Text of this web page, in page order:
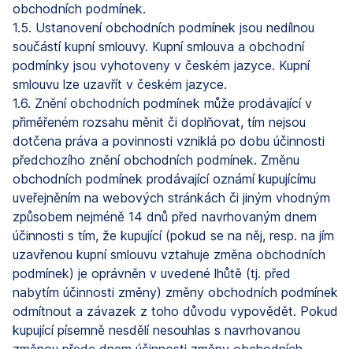
obchodních podmínek.
1.5. Ustanovení obchodních podmínek jsou nedílnou
součástí kupní smlouvy. Kupní smlouva a obchodní
podmínky jsou vyhotoveny v českém jazyce. Kupní
smlouvu lze uzavřít v českém jazyce.
1.6. Znění obchodních podmínek může prodávající v
přiměřeném rozsahu měnit či doplňovat, tím nejsou
dotčena práva a povinnosti vzniklá po dobu účinnosti
předchozího znění obchodních podmínek. Změnu
obchodních podmínek prodávající oznámí kupujícímu
uveřejněním na webových stránkách či jiným vhodným
způsobem nejméně 14 dnů před navrhovaným dnem
účinnosti s tím, že kupující (pokud se na něj, resp. na jím
uzavřenou kupní smlouvu vztahuje změna obchodních
podmínek) je oprávněn v uvedené lhůtě (tj. před
nabytím účinnosti změny) změny obchodních podmínek
odmítnout a závazek z toho důvodu vypovědět. Pokud
kupující písemně nesdělí nesouhlas s navrhovanou